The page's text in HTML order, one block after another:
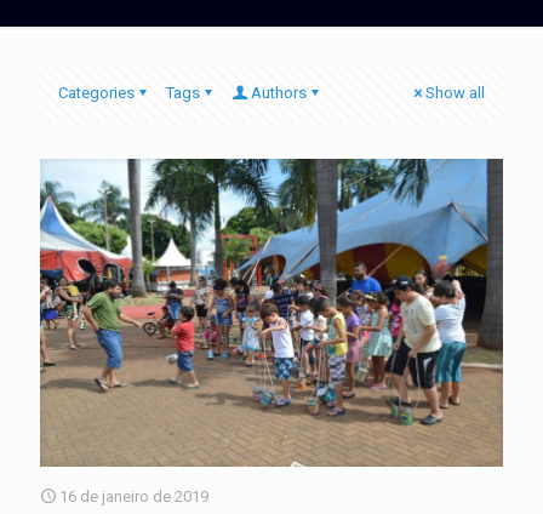
Categories Tags Authors Show all
16 de janeiro de 2019